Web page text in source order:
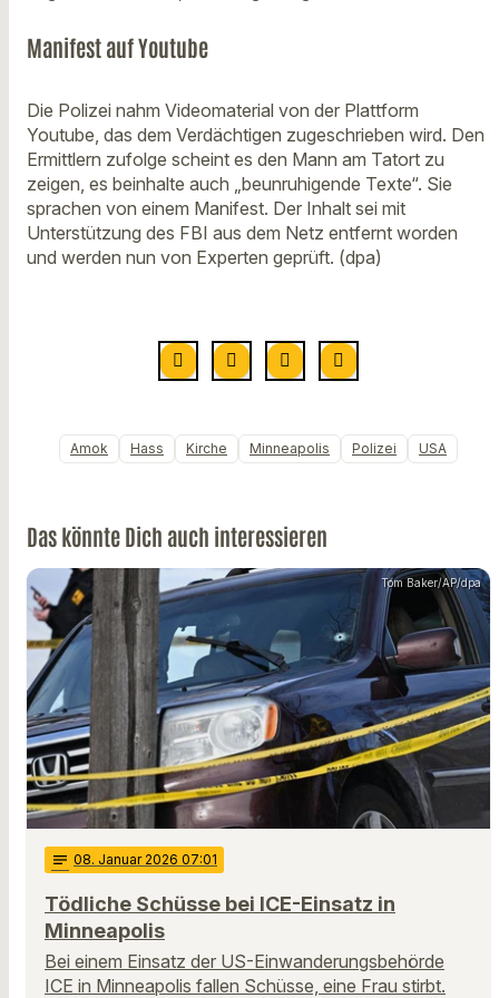
Manifest auf Youtube
Die Polizei nahm Videomaterial von der Plattform
Youtube, das dem Verdächtigen zugeschrieben wird. Den
Ermittlern zufolge scheint es den Mann am Tatort zu
zeigen, es beinhalte auch „beunruhigende Texte“. Sie
sprachen von einem Manifest. Der Inhalt sei mit
Unterstützung des FBI aus dem Netz entfernt worden
und werden nun von Experten geprüft. (dpa)
Amok Hass Kirche Minneapolis Polizei USA
Das könnte Dich auch interessieren
Tom Baker/AP/dpa
notes 08. Januar 2026 07:01
Tödliche Schüsse bei ICE-Einsatz in
Minneapolis
Bei einem Einsatz der US-Einwanderungsbehörde
ICE in Minneapolis fallen Schüsse, eine Frau stirbt.